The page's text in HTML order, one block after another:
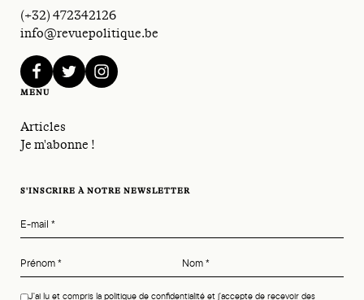
(+32) 472342126
info@revuepolitique.be
facebooktwitterinstagram
MENU
Articles
Je m'abonne !
S'INSCRIRE À NOTRE NEWSLETTER
E-mail *
Prénom* Nom*
J'ai lu et compris la politique de confidentialité et j'accepte de recevoir des